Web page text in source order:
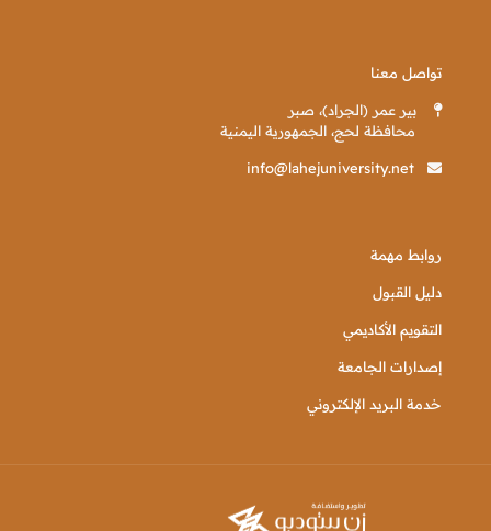
تواصل معنا
بير عمر (الجراد)، صبر
محافظة لحج، الجمهورية اليمنية
info@lahejuniversity.net
روابط مهمة
دليل القبول
التقويم الأكاديمي
إصدارات الجامعة
خدمة البريد الإلكتروني